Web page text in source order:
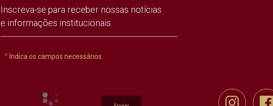
Inscreva-se para receber nossas notícias
e informações institucionais.
Indica os campos necessários